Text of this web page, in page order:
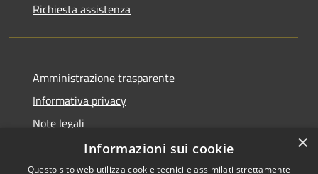
Richiesta assistenza
Amministrazione trasparente
Informativa privacy
Note legali
Dichiarazione di accessibilità
×
Informazioni sui cookie
Questo sito web utilizza cookie tecnici e assimilati strettamente